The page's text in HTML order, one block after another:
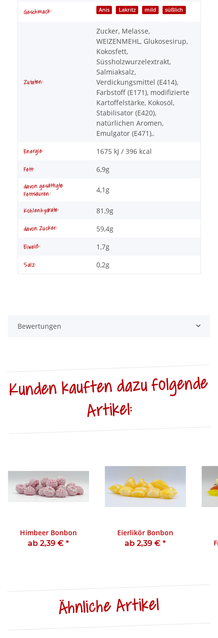
Geschmack: Anis Lakritz mild süßlich
Zutaten:
Zucker, Melasse,
WEIZENMEHL, Glukosesirup,
Kokosfett,
Süssholzwurzelextrakt,
Salmiaksalz,
Verdickungsmittel (E414),
Farbstoff (E171), modifizierte
Kartoffelstärke, Kokosöl,
Stabilisator (E420),
natürlichen Aromen,
Emulgator (E471),.
Energie: 1675 kJ / 396 kcal
Fett: 6,9g
davon gesättigte
Fettsäuren:
4,1g
Kohlenhydrate: 81,9g
davon Zucker: 59,4g
Eiweiß: 1,7g
Salz: 0,2g
Bewertungen
Kunden kauften dazu folgende
Artikel:
Himbeer Bonbon
ab 2,39 € *
Eierlikör Bonbon
ab 2,39 € *
Ähnliche Artikel